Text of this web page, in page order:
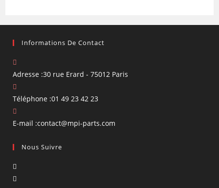
Informations De Contact
Adresse :30 rue Erard - 75012 Paris
Téléphone :01 49 23 42 23
E-mail :contact@mpi-parts.com
Nous Suivre